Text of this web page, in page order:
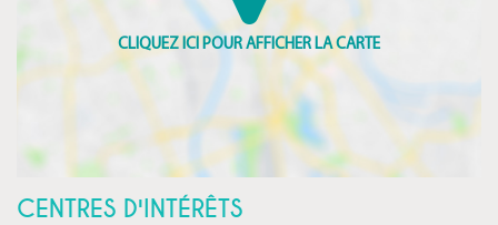
CENTRES D'INTÉRÊTS